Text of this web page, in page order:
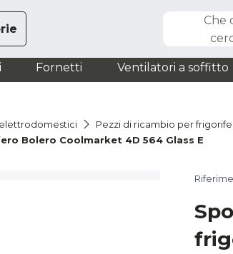
Che
Fornetti Ventilatori a soffitto
Pezzi di ricambio per
Bolero Coolmarket 4D 564 Glass E